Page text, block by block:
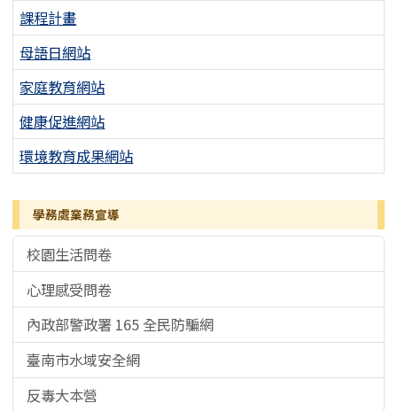
課程計畫
母語日網站
家庭教育網站
健康促進網站
環境教育成果網站
學務處業務宣導
校園生活問卷
心理感受問卷
內政部警政署 165 全民防騙網
臺南市水域安全網
反毒大本營